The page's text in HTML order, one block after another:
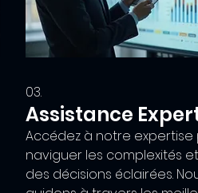
03.
Assistance
Accédez à notre expertise
naviguer les complexités
des décisions éclairées.